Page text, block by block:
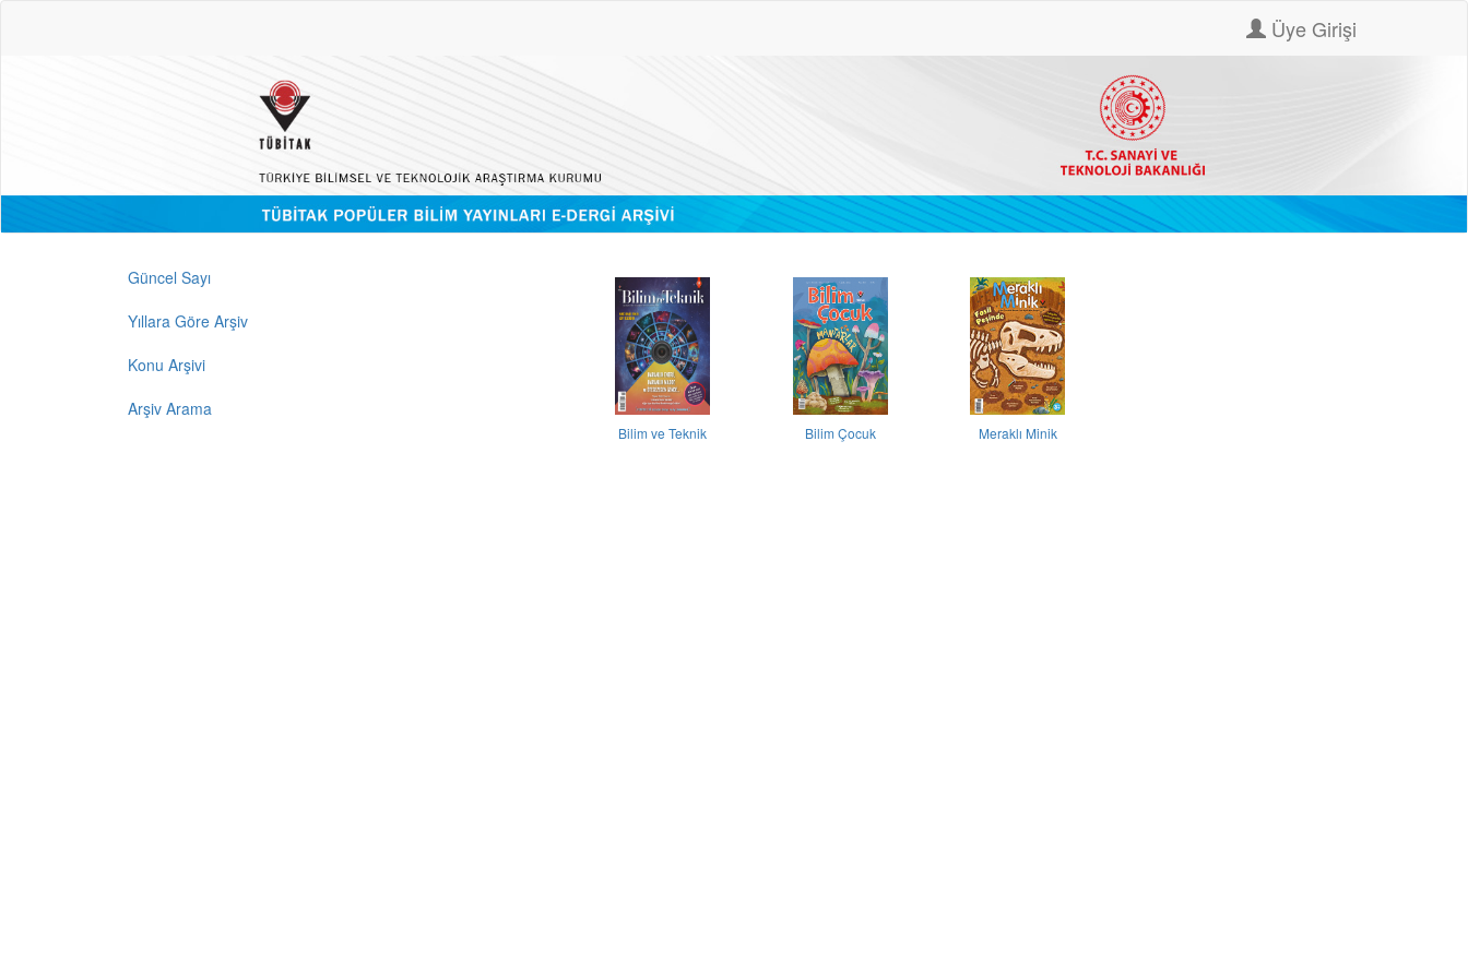
Üye Girişi
Güncel Sayı
Yıllara Göre Arşiv
Konu Arşivi
Arşiv Arama
Bilim ve Teknik Bilim Çocuk Meraklı Minik